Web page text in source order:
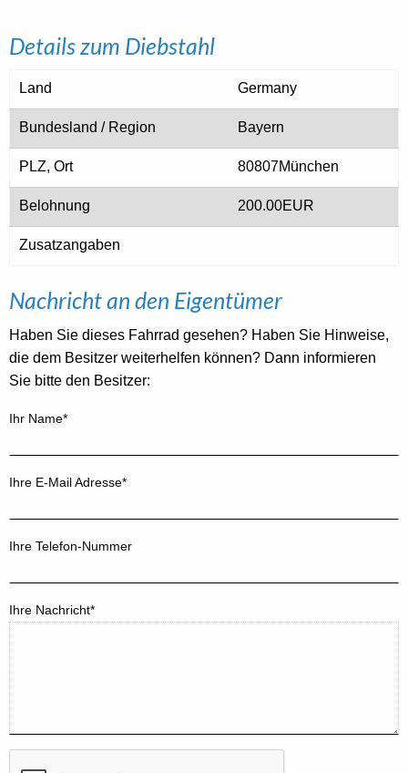
Details zum Diebstahl
Land Germany
Bundesland / Region Bayern
PLZ, Ort 80807München
Belohnung 200.00EUR
Zusatzangaben
Nachricht an den Eigentümer
Haben Sie dieses Fahrrad gesehen? Haben Sie Hinweise,
die dem Besitzer weiterhelfen können? Dann informieren
Sie bitte den Besitzer:
Ihr Name*
Ihre E-Mail Adresse*
Ihre Telefon-Nummer
Ihre Nachricht*